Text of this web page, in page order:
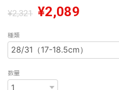
¥2,321 ¥2,089
種類
数量